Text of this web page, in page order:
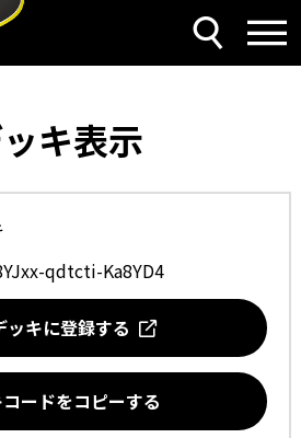
キ表示
qdtcti-Ka8YD4
ッキに登録する
ードをコピーする